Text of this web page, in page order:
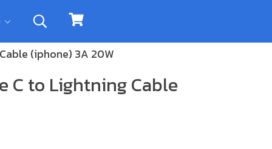
(iphone) 3A 20W
C to Lightning Cable